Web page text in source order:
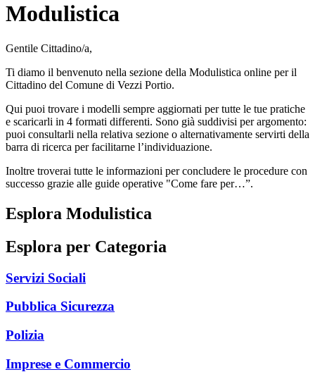
Modulistica
Gentile Cittadino/a,
Ti diamo il benvenuto nella sezione della Modulistica online per il
Cittadino del Comune di Vezzi Portio.
Qui puoi trovare i modelli sempre aggiornati per tutte le tue pratiche
e scaricarli in 4 formati differenti. Sono già suddivisi per argomento:
puoi consultarli nella relativa sezione o alternativamente servirti della
barra di ricerca per facilitarne l’individuazione.
Inoltre troverai tutte le informazioni per concludere le procedure con
successo grazie alle guide operative "Come fare per…”.
Esplora Modulistica
Esplora per Categoria
Servizi Sociali
Pubblica Sicurezza
Polizia
Imprese e Commercio